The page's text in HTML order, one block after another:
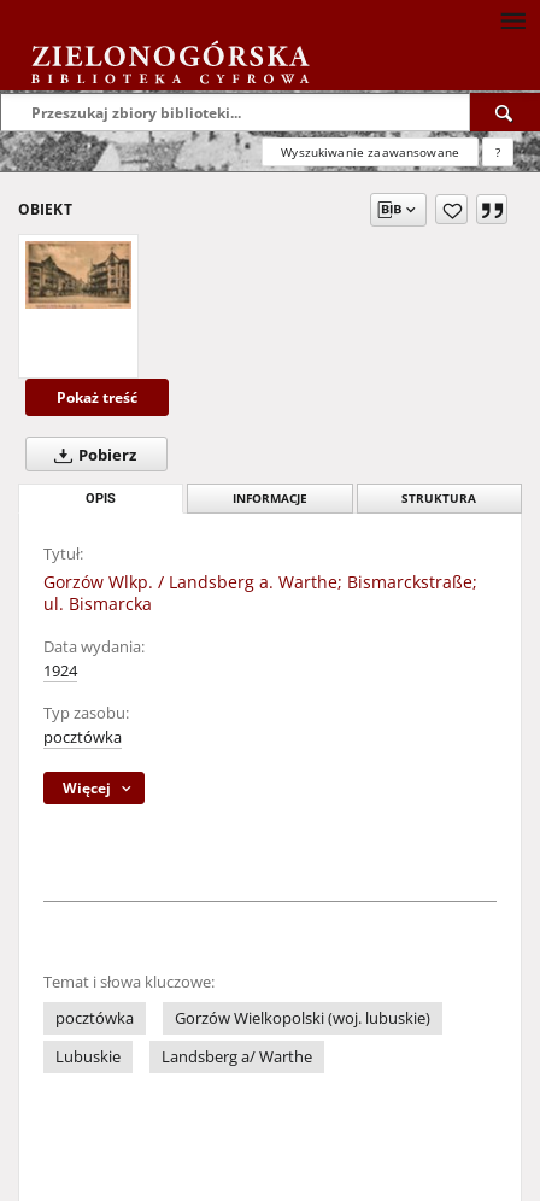
Wyszukiwanie zaawansowane ?
OBIEKT
Pokaż treść
Pobierz
OPIS INFORMACJE STRUKTURA
Tytuł:
Gorzów Wlkp. / Landsberg a. Warthe; Bismarckstraße;
ul. Bismarcka
Data wydania:
1924
Typ zasobu:
pocztówka
Więcej
Temat i słowa kluczowe:
pocztówka
Gorzów Wielkopolski (woj. lubuskie)
Lubuskie
Landsberg a/ Warthe